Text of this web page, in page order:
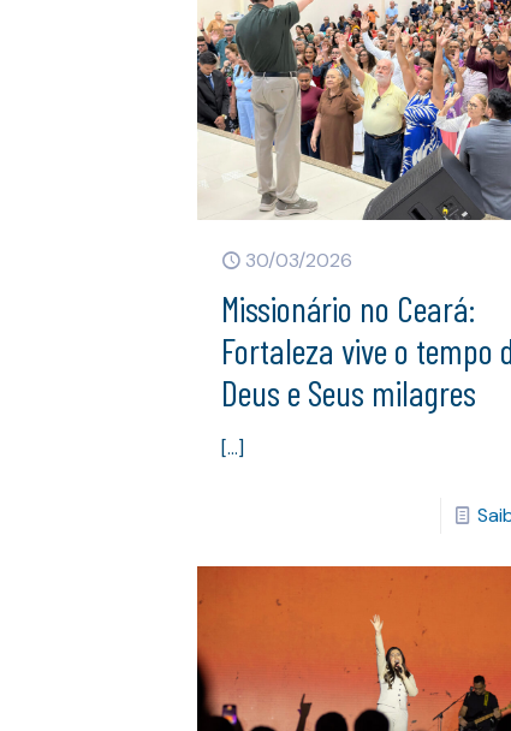
30/03/2026
Missionário no Ceará:
Fortaleza vive o tempo
Deus e Seus milagres
[…]